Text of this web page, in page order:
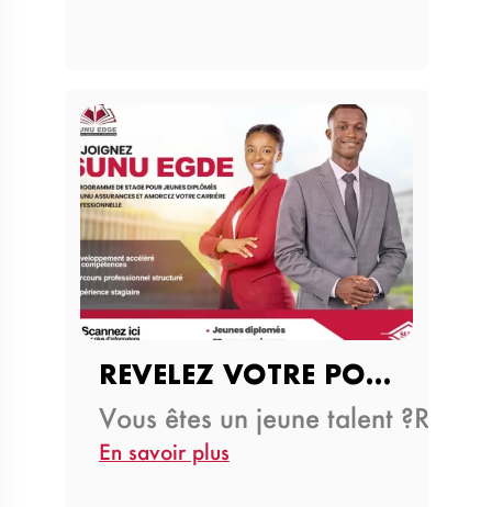
REVELEZ VOTRE POTENTIEL ET…
Vous êtes un jeune talent
En savoir plus